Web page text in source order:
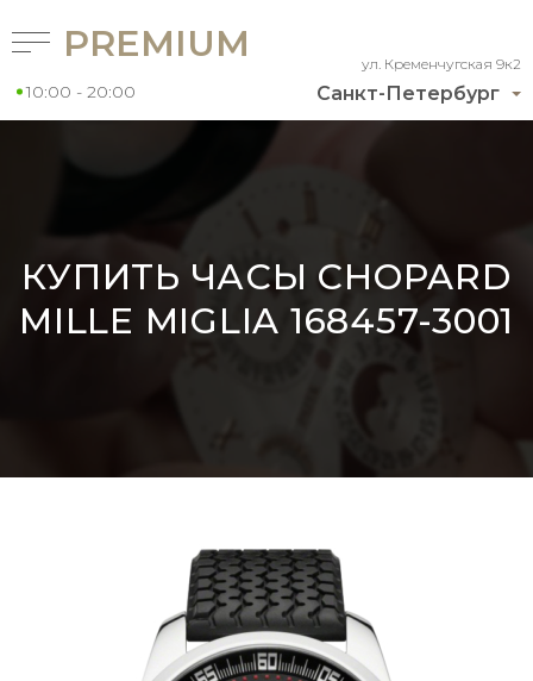
Санкт-Петербург
ул. Кременчугская 9к2
PREMIUM
10:00 - 20:00
КУПИТЬ ЧАСЫ CHOPARD
MILLE MIGLIA 168457-3001